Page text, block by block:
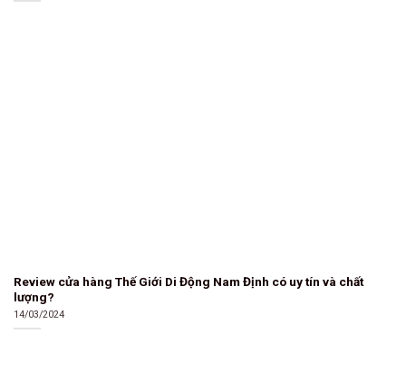
Review cửa hàng Thế Giới Di Động Nam Định có uy tín và chất
lượng?
14/03/2024